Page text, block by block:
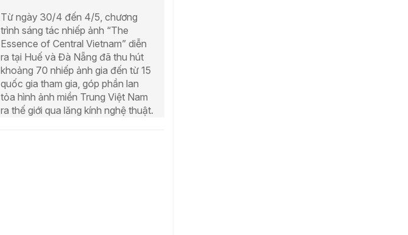
Từ ngày 30/4 đến 4/5, chương
trình sáng tác nhiếp ảnh “The
Essence of Central Vietnam” diễn
ra tại Huế và Đà Nẵng đã thu hút
khoảng 70 nhiếp ảnh gia đến từ 15
quốc gia tham gia, góp phần lan
tỏa hình ảnh miền Trung Việt Nam
ra thế giới qua lăng kính nghệ thuật.